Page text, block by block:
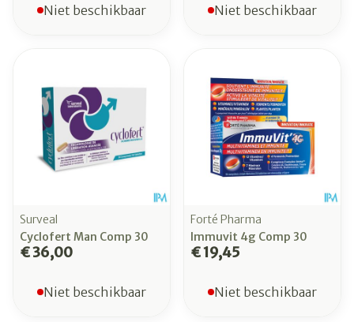
Niet beschikbaar Niet beschikbaar
Surveal
Cyclofert Man Comp 30
€ 36,00
Niet beschikbaar
Forté Pharma
Immuvit 4g Comp 30
€ 19,45
Niet beschikbaar